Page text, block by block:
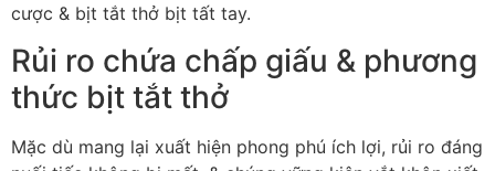
cược & bịt tắt thở bịt tất tay.
Rủi ro chứa chấp giấu & phương
thức bịt tắt thở
Mặc dù mang lại xuất hiện phong phú ích lợi, rủi ro đáng